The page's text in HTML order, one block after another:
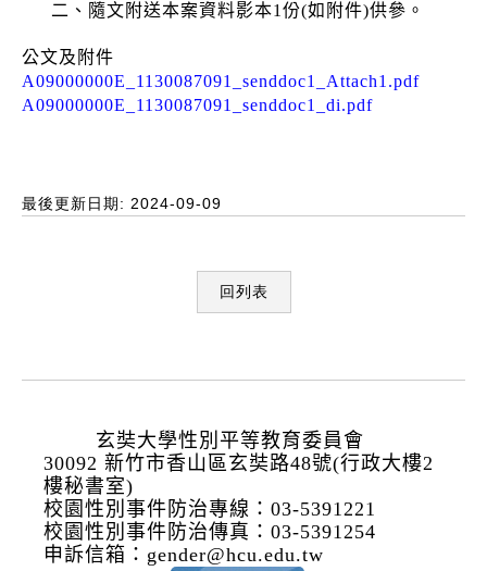
二、隨文附送本案資料影本1份(如附件)供參。
公文及附件
A09000000E_1130087091_senddoc1_Attach1.pdf
A09000000E_1130087091_senddoc1_di.pdf
最後更新日期: 2024-09-09
回列表
玄奘大學性別平等教育委員會
30092 新竹市香山區玄奘路48號(行政大樓2
樓秘書室)
校園性別事件防治專線：03-5391221
校園性別事件防治傳真：03-5391254
申訴信箱： gender@hcu.edu.tw